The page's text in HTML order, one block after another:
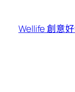
Wellife 創意